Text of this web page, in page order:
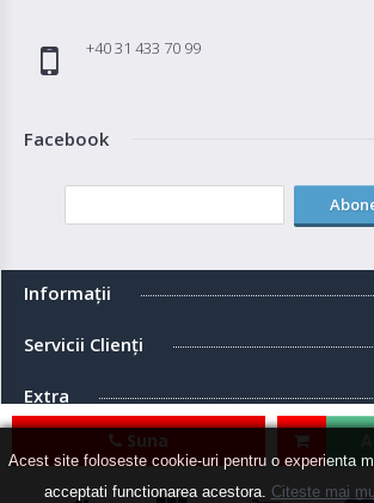
Acest site foloseste cookie-uri pentru o experienta
acceptati functionarea acestora. Citeste mai
Suna
+40 31 433 70 99
Facebook
Informaţii
Servicii Clienţi
Extra
Contul meu